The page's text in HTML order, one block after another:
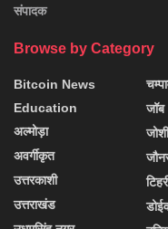
संपादक
Browse by Category
Bitcoin News
Education
अल्मोड़ा
अवर्गीकृत
उत्तरकाशी
उत्तराखंड
जॉब